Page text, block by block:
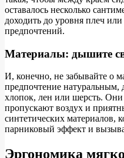
оставалось несколько
доходить до уровня плеч
предпочтений.
Материалы: дышите
И, конечно, не забывайте о
предпочтение
хлопок, лен или шерсть.
пропускают воздух и
синтетических материалов,
парниковый эффект и
Эргономика